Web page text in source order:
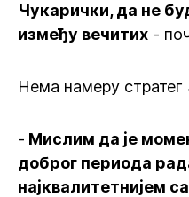
Чукарички, да не
између вечитих -
Нема намеру
- Мислим да је
доброг периода
најквалитетнијем